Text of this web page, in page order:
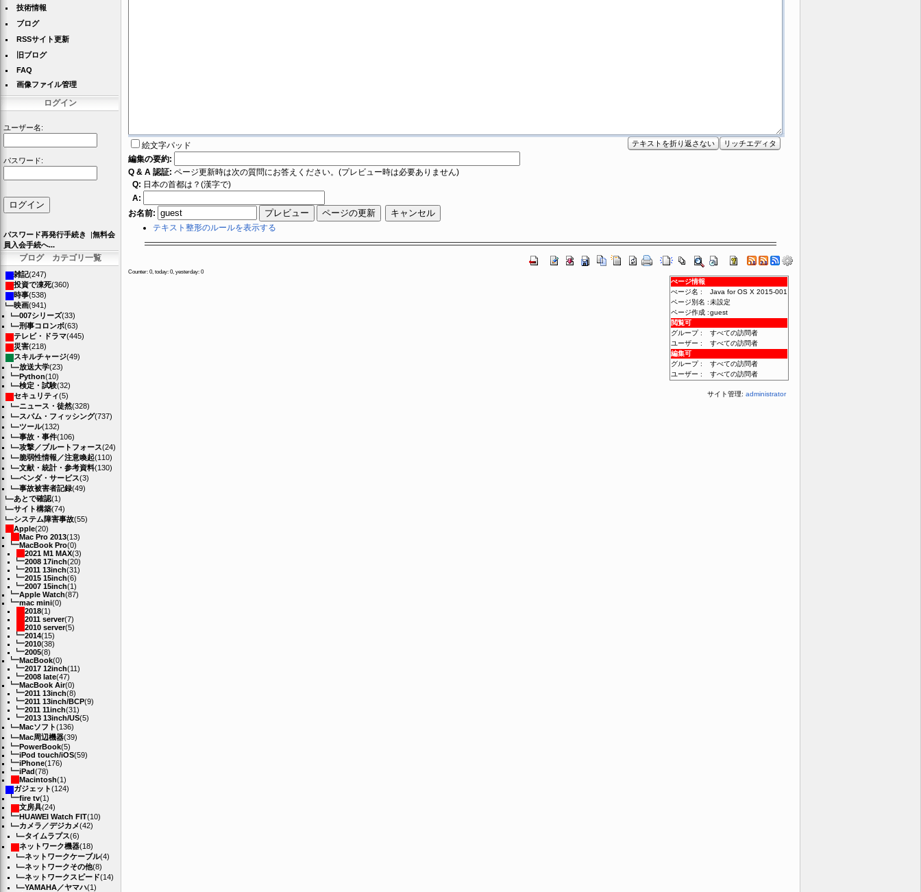
技術情報
ブログ
RSSサイト更新
旧ブログ
FAQ
画像ファイル管理
ログイン
ユーザー名:
パスワード:
パスワード再発行手続き |無料会
員入会手続へ...
ブログ カテゴリ一覧
雑記(247)
投資で凍死(360)
時事(538)
映画(941)
007シリーズ(33)
刑事コロンボ(63)
テレビ・ドラマ(445)
災害(218)
スキルチャージ(49)
放送大学(23)
Python(10)
検定・試験(32)
セキュリティ(5)
ニュース・徒然(328)
スパム・フィッシング(737)
ツール(132)
事故・事件(106)
攻撃／ブルートフォース(24)
脆弱性情報／注意喚起(110)
文献・統計・参考資料(130)
ベンダ・サービス(3)
事故被害者記録(49)
あとで確認(1)
サイト構築(74)
システム障害事故(55)
Apple(20)
Mac Pro 2013(13)
MacBook Pro(0)
2021 M1 MAX(3)
2008 17inch(20)
2011 13inch(31)
2015 15inch(6)
2007 15inch(1)
Apple Watch(87)
mac mini(0)
2018(1)
2011 server(7)
2010 server(5)
2014(15)
2010(38)
2005(8)
MacBook(0)
2017 12inch(11)
2008 late(47)
MacBook Air(0)
2011 13inch(8)
2011 13inch/BCP(9)
2011 11inch(31)
2013 13inch/US(5)
Macソフト(136)
Mac周辺機器(39)
PowerBook(5)
iPod touch/iOS(59)
iPhone(176)
iPad(78)
Macintosh(1)
ガジェット(124)
fire tv(1)
文房具(24)
HUAWEI Watch FIT(10)
カメラ／デジカメ(42)
タイムラプス(6)
ネットワーク機器(18)
ネットワークケーブル(4)
ネットワークその他(8)
ネットワークスピード(14)
YAMAHA／ヤマハ(1)
リッチエディタ
テキストを折り返さない
絵文字パッド
編集の要約:
Q & A 認証: ページ更新時は次の質問にお答えください。(プレビュー時は必要ありません)
Q: 日本の首都は？(漢字で)
A:
お名前:
テキスト整形のルールを表示する
ぺージ情報
ぺージ名 :
Java for OS X 2015-001
ページ別名 :未設定
ページ作成 :guest
閲覧可
グループ :
すべての訪問者
ユーザー :
すべての訪問者
編集可
グループ :
すべての訪問者
ユーザー :
すべての訪問者
Counter: 0, today: 0, yesterday: 0
サイト管理: administrator